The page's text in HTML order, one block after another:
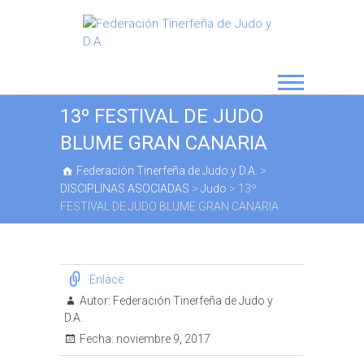
13º FESTIVAL DE JUDO
BLUME GRAN CANARIA
Federación Tinerfeña de Judo y D.A. >
DISCIPLINAS ASOCIADAS > Judo > 13º
FESTIVAL DE JUDO BLUME GRAN CANARIA
Enlace
Autor: Federación Tinerfeña de Judo y
D.A.
Fecha: noviembre 9, 2017